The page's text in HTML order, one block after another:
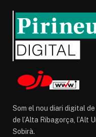
Som el nou diari digital de
de l’Alta Ribagorça, l’Alt
Sobirà.